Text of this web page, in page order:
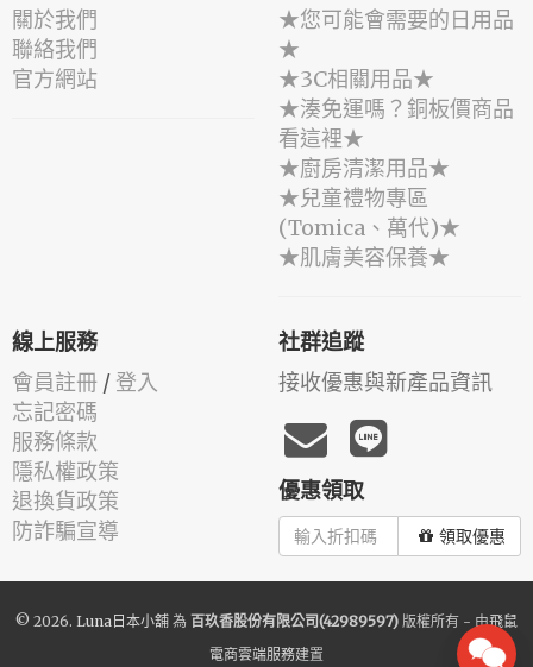
關於我們
聯絡我們
官方網站
★您可能會需要的日用品
★
★3C相關用品★
★湊免運嗎？銅板價商品
看這裡★
★廚房清潔用品★
★兒童禮物專區
(Tomica、萬代)★
★肌膚美容保養★
線上服務
會員註冊 / 登入
忘記密碼
服務條款
隱私權政策
退換貨政策
防詐騙宣導
社群追蹤
接收優惠與新產品資訊
優惠領取
領取優惠
© 2026. Luna日本小舖 為 百玖香股份有限公司(42989597) 版權所有 - 由飛鼠
電商雲端服務建置